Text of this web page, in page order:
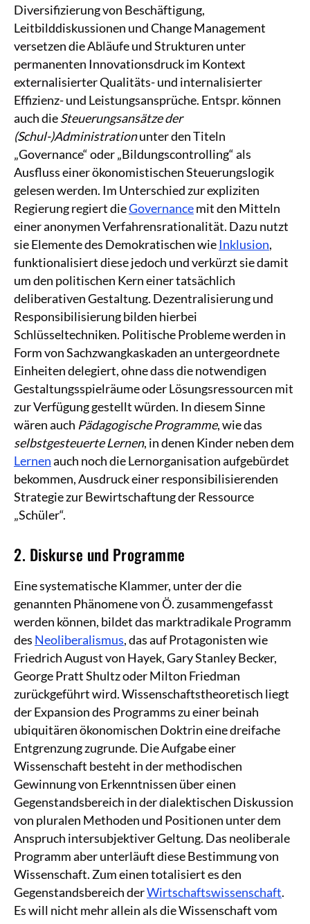
Diversifizierung von Beschäftigung,
Leitbilddiskussionen und Change Management
versetzen die Abläufe und Strukturen unter
permanenten Innovationsdruck im Kontext
externalisierter Qualitäts- und internalisierter
Effizienz- und Leistungsansprüche. Entspr. können
auch dieSteuerungsansätze der
(Schul-)Administrationunter den Titeln
„Governance“ oder „Bildungscontrolling“ als
Ausfluss einer ökonomistischen Steuerungslogik
gelesen werden. Im Unterschied zur expliziten
Regierung regiert dieGovernancemit den Mitteln
einer anonymen Verfahrensrationalität. Dazu nutzt
sie Elemente des Demokratischen wieInklusion,
funktionalisiert diese jedoch und verkürzt sie damit
um den politischen Kern einer tatsächlich
deliberativen Gestaltung. Dezentralisierung und
Responsibilisierung bilden hierbei
Schlüsseltechniken. Politische Probleme werden in
Form von Sachzwangkaskaden an untergeordnete
Einheiten delegiert, ohne dass die notwendigen
Gestaltungsspielräume oder Lösungsressourcen mit
zur Verfügung gestellt würden. In diesem Sinne
wären auch Pädagogische Programme, wie das
selbstgesteuerte Lernen, in denen Kinder neben dem
Lernenauch noch die Lernorganisation aufgebürdet
bekommen, Ausdruck einer responsibilisierenden
Strategie zur Bewirtschaftung der Ressource
„Schüler“.
2. Diskurse und Programme
Eine systematische Klammer, unter der die
genannten Phänomene von Ö. zusammengefasst
werden können, bildet das marktradikale Programm
des Neoliberalismus, das auf Protagonisten wie
Friedrich August von Hayek, Gary Stanley Becker,
George Pratt Shultz oder Milton Friedman
zurückgeführt wird. Wissenschaftstheoretisch liegt
der Expansion des Programms zu einer beinah
ubiquitären ökonomischen Doktrin eine dreifache
Entgrenzung zugrunde. Die Aufgabe einer
Wissenschaft besteht in der methodischen
Gewinnung von Erkenntnissen über einen
Gegenstandsbereich in der dialektischen Diskussion
von pluralen Methoden und Positionen unter dem
Anspruch intersubjektiver Geltung. Das neoliberale
Programm aber unterläuft diese Bestimmung von
Wissenschaft. Zum einen totalisiert es den
Gegenstandsbereich derWirtschaftswissenschaft.
Es will nicht mehr allein als die Wissenschaft vom